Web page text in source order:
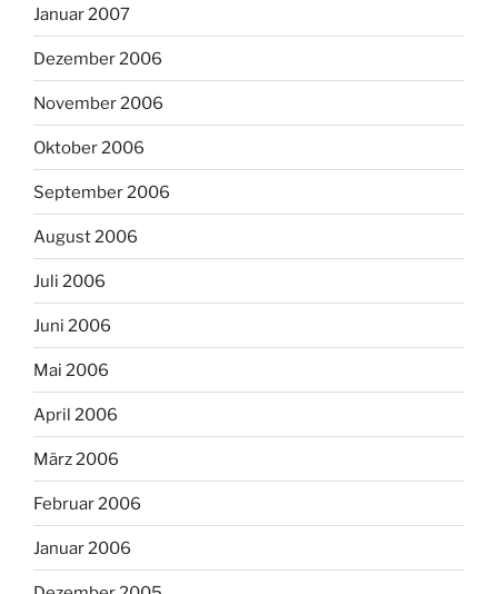
Januar 2007
Dezember 2006
November 2006
Oktober 2006
September 2006
August 2006
Juli 2006
Juni 2006
Mai 2006
April 2006
März 2006
Februar 2006
Januar 2006